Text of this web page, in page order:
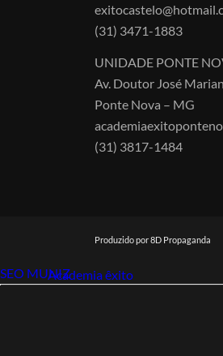
(31) 3471-1883
UNIDADE PONTE
Av. Doutor José
Ponte Nova – MG
(31) 3817-1484
Produzido por 8D Propaganda
SEO MUNIZ
Link112Academia êxito